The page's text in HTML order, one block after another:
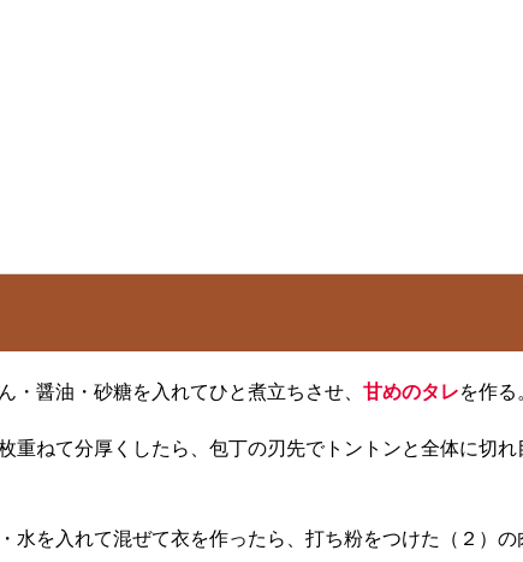
・醤油・砂糖を入れてひと煮立ちさせ、 甘めのタレを作る
重ねて分厚くしたら、包丁の刃先でトントンと全体に切
水を入れて混ぜて衣を作ったら、打ち粉をつけた（２）の